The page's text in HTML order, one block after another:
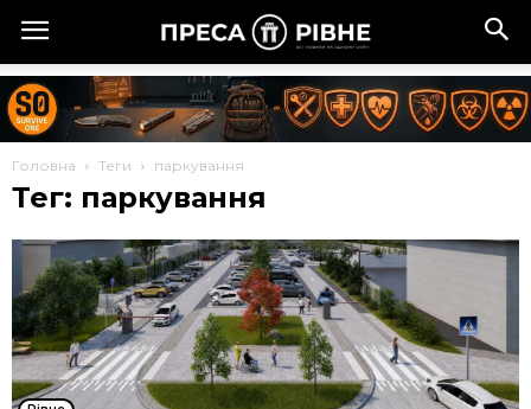
Головна Теги паркування
Тег: паркування